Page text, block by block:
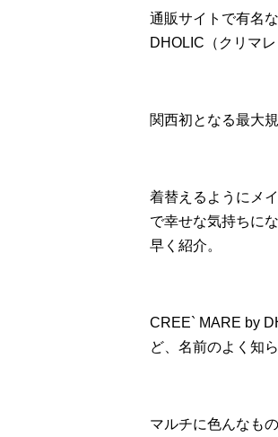
通販サイトで有名
DHOLIC（クリマ
関西初となる最大
着替えるようにメ
で幸せな気持ちに
早く紹介。
CREE` MARE by
ど、名前のよく知
マルチに色んなも